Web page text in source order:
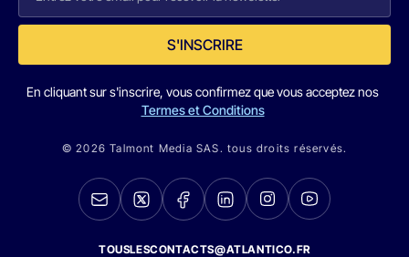
S'INSCRIRE
En cliquant sur s'inscrire, vous confirmez que vous acceptez nos
Termes et Conditions
© 2026 Talmont Media SAS. tous droits réservés.
TOUSLESCONTACTS@ATLANTICO.FR